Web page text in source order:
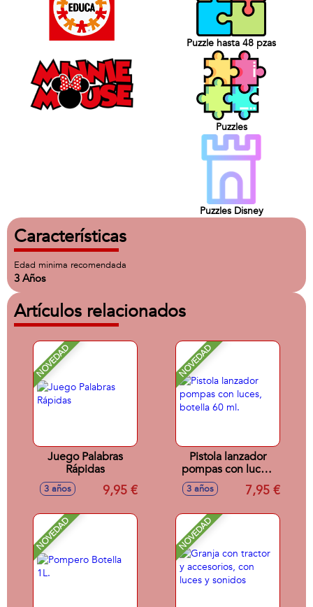
Puzzle hasta 48 pzas
Puzzles
Puzzles Disney
Características
Edad minima recomendada
3 Años
Artículos relacionados
NOVEDAD
Juego Palabras
Rápidas
3 años 9,95 €
NOVEDAD
Pistola lanzador
pompas con luces,
botella 60 ml.
3 años 7,95 €
NOVEDAD NOVEDAD